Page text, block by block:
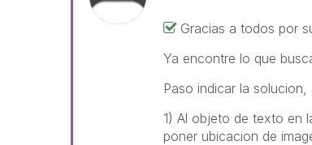
Gracias a todos por
Ya encontre lo que
Paso indicar la
1) Al objeto de texto en
poner ubicacion de